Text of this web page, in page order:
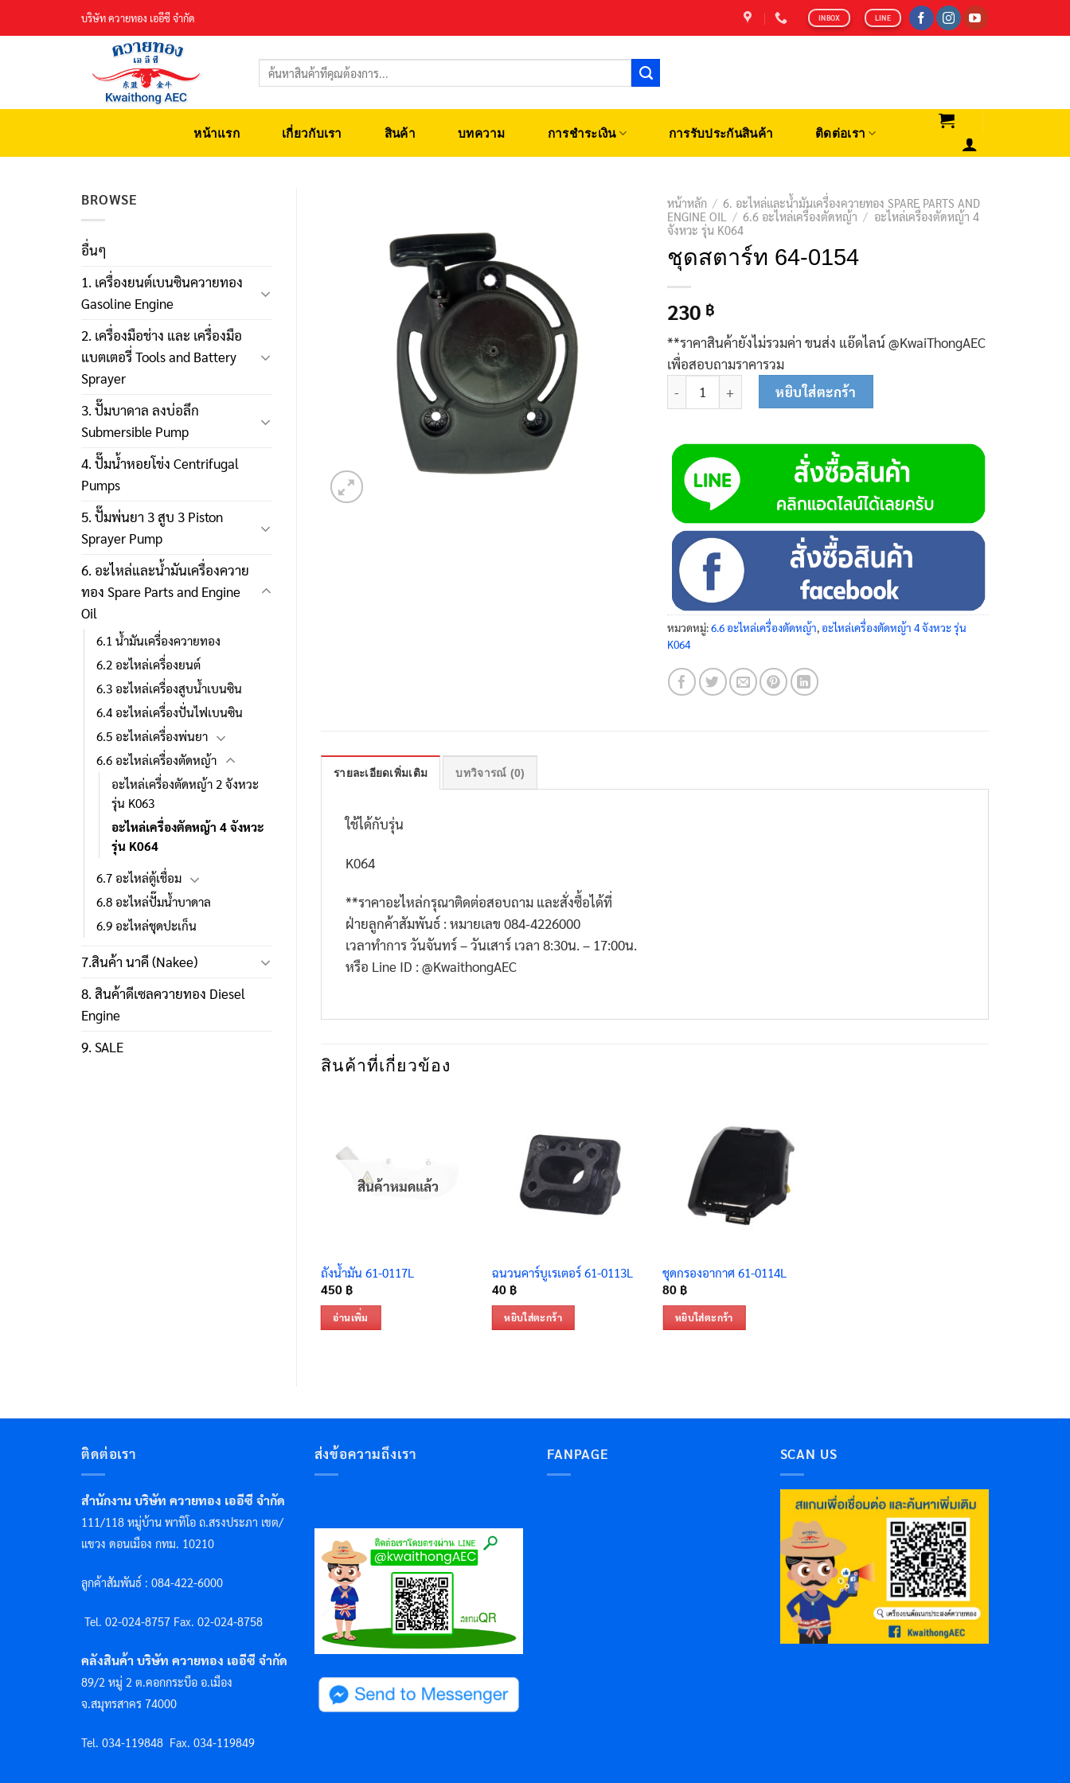
บริษัท ควายทอง เออีซี จำกัด INBOX LINE
ค้นหา:
หน้าแรก เกี่ยวกับเรา สินค้า บทความ การชำระเงิน การรับประกันสินค้า ติดต่อเรา
BROWSE
อื่นๆ
1. เครื่องยนต์เบนซินควายทอง
Gasoline Engine
2. เครื่องมือช่าง และ เครื่องมือ
แบตเตอรี่ Tools and Battery
Sprayer
3. ปั๊มบาดาล ลงบ่อลึก
Submersible Pump
4. ปั๊มน้ำหอยโข่ง Centrifugal
Pumps
5. ปั๊มพ่นยา 3 สูบ 3 Piston
Sprayer Pump
6. อะไหล่และน้ำมันเครื่องควาย
ทอง Spare Parts and Engine
Oil
6.1 น้ำมันเครื่องควายทอง
6.2 อะไหล่เครื่องยนต์
6.3 อะไหล่เครื่องสูบน้ำเบนซิน
6.4 อะไหล่เครื่องปั่นไฟเบนซิน
6.5 อะไหล่เครื่องพ่นยา
6.6 อะไหล่เครื่องตัดหญ้า
อะไหล่เครื่องตัดหญ้า 2 จังหวะ
รุ่น K063
อะไหล่เครื่องตัดหญ้า 4 จังหวะ
รุ่น K064
6.7 อะไหล่ตู้เชื่อม
6.8 อะไหล่ปั๊มน้ำบาดาล
6.9 อะไหล่ชุดปะเก็น
7.สินค้า นาคี (Nakee)
8. สินค้าดีเซลควายทอง Diesel
Engine
9. SALE
หน้าหลัก / 6. อะไหล่และน้ำมันเครื่องควายทอง SPARE PARTS AND
ENGINE OIL
/ 6.6 อะไหล่เครื่องตัดหญ้า / อะไหล่เครื่องตัดหญ้า 4
จังหวะ รุ่น K064
ชุดสตาร์ท 64-0154
230 ฿
**ราคาสินค้ายังไม่รวมค่า ขนส่ง แอ๊ดไลน์ @KwaiThongAEC
เพื่อสอบถามราคารวม
จำนวน ชุดสตาร์ท 64-0154 ชิ้น
หยิบใส่ตะกร้า
หมวดหมู่:6.6 อะไหล่เครื่องตัดหญ้า,อะไหล่เครื่องตัดหญ้า 4 จังหวะ รุ่น
K064
รายละเอียดเพิ่มเติม บทวิจารณ์ (0)
ใช้ได้กับรุ่น
K064
**ราคาอะไหล่กรุณาติดต่อสอบถาม และสั่งซื้อได้ที่
ฝ่ายลูกค้าสัมพันธ์ : หมายเลข 084-4226000
เวลาทำการ วันจันทร์ – วันเสาร์ เวลา 8:30น. – 17:00น.
หรือ Line ID : @KwaithongAEC
สินค้าที่เกี่ยวข้อง
สินค้าหมดแล้ว
ถังน้ำมัน 61-0117L
450 ฿
อ่านเพิ่ม
ฉนวนคาร์บูเรเตอร์ 61-0113L
40 ฿
หยิบใส่ตะกร้า
ชุดกรองอากาศ 61-0114L
80 ฿
หยิบใส่ตะกร้า
ติดต่อเรา
สำนักงาน บริษัท ควายทอง เออีซี จำกัด
111/118 หมู่บ้าน พาทิโอ ถ.สรงประภา เขต/
แขวง ดอนเมือง กทม. 10210
ลูกค้าสัมพันธ์ : 084-422-6000
Tel. 02-024-8757 Fax. 02-024-8758
คลังสินค้า บริษัท ควายทอง เออีซี จำกัด
89/2 หมู่ 2 ต.คอกกระบือ อ.เมือง
จ.สมุทรสาคร 74000
Tel. 034-119848 Fax. 034-119849
ส่งข้อความถึงเรา FANPAGE SCAN US